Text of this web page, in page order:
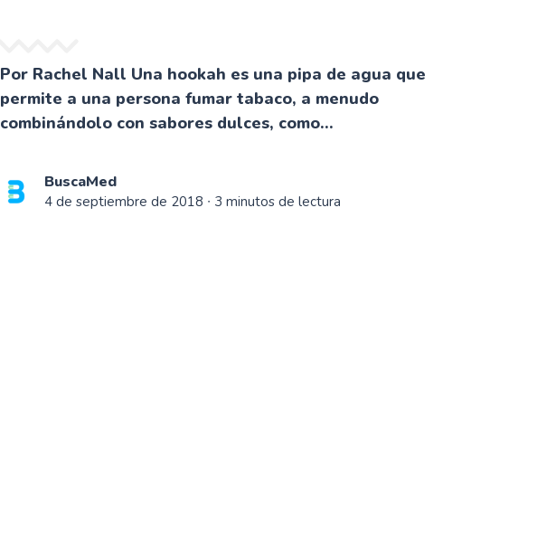
Por Rachel Nall Una hookah es una pipa de agua que
permite a una persona fumar tabaco, a menudo
combinándolo con sabores dulces, como...
BuscaMed
4 de septiembre de 2018 ∙ 3 minutos de lectura